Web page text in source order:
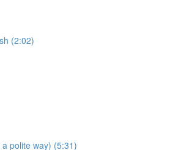
(2:02)
polite way) (5:31)